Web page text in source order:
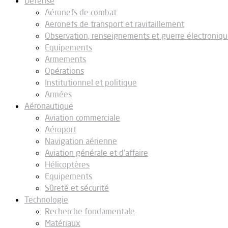
Aéronefs de combat
Aeronefs de transport et ravitaillement
Observation, renseignements et guerre
Equipements
Armements
Opérations
Institutionnel et politique
Armées
Aéronautique
Aviation commerciale
Aéroport
Navigation aérienne
Aviation générale et d’affaire
Hélicoptères
Equipements
Sûreté et sécurité
Technologie
Recherche fondamentale
Matériaux